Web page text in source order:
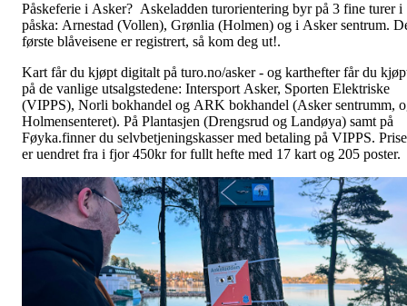
Påskeferie i Asker? Askeladden turorientering byr på 3 fine turer i
påska: Arnestad (Vollen), Grønlia (Holmen) og i Asker sentrum.
første blåveisene er registrert, så kom deg ut!.
Kart får du kjøpt digitalt på turo.no/asker - og karthefter får du
på de vanlige utsalgstedene: Intersport Asker, Sporten Elektriske
(VIPPS), Norli bokhandel og ARK bokhandel (Asker sentrumm,
Holmensenteret). På Plantasjen (Drengsrud og Landøya) samt på
Føyka.finner du selvbetjeningskasser med betaling på VIPPS.
er uendret fra i fjor 450kr for fullt hefte med 17 kart og 205 poster.